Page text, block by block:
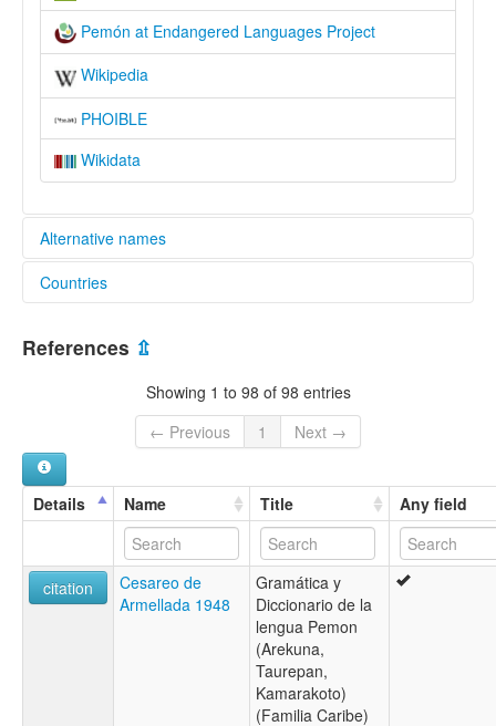
Pemón at Endangered Languages Project
Wikipedia
PHOIBLE
Wikidata
Alternative names
elcat:
Pemon
Pemong
lexvo:
Pemon [en]
Pemon language [en]
Pemon simi [qu]
Pemona lingvo [eo]
Pemoneg [br]
Pemón [de]
Countries
Venezuela, Bolivarian Republic of [VE]
References ⇫
Showing 1 to 98 of 98 entries
← Previous
1 Next →
Details Name Title Any field
citation
Cesareo de
Armellada 1948
Gramática y
Diccionario de la
lengua Pemon
(Arekuna,
Taurepan,
Kamarakoto)
(Familia Caribe)